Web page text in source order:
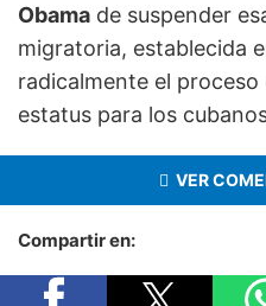
Obama de suspender
migratoria, establecida
radicalmente el proceso
estatus para los
VER
Compartir en: